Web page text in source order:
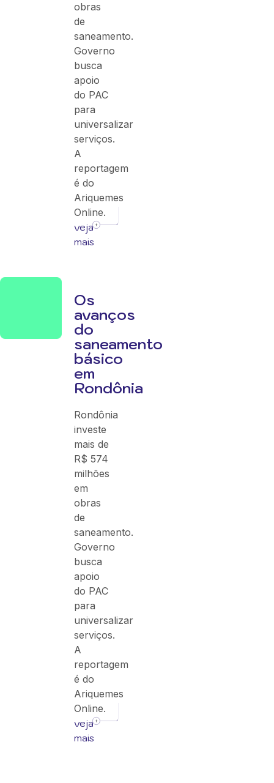
obras
de
saneamento.
Governo
busca
apoio
do PAC
para
universalizar
serviços.
A
reportagem
é do
Ariquemes
Online.
veja
mais
Os
avanços
do
saneamento
básico
em
Rondônia
Rondônia
investe
mais de
R$ 574
milhões
em
obras
de
saneamento.
Governo
busca
apoio
do PAC
para
universalizar
serviços.
A
reportagem
é do
Ariquemes
Online.
veja
mais